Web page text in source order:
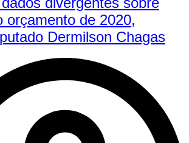
orçamento de 2020,
Dermilson Chagas